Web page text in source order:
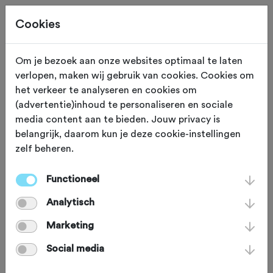
ONS WERK Gewijzigd op 25 april 2025
NTFU wil wielersport
veiliger maken en gaat
fietsongevallen
onderzoeken
Ruim 10.000 wielersporters belanden
Cookies
Om je bezoek aan onze websites optimaal te laten
verlopen, maken wij gebruik van cookies. Cookies om
het verkeer te analyseren en cookies om
(advertentie)inhoud te personaliseren en sociale
media content aan te bieden. Jouw privacy is
belangrijk, daarom kun je deze cookie-instellingen
zelf beheren.
Functioneel
Analytisch
Marketing
Social media